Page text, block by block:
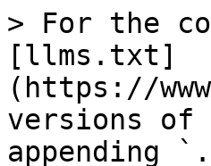
> For the
[llms.txt]
(https://
versions of
appending